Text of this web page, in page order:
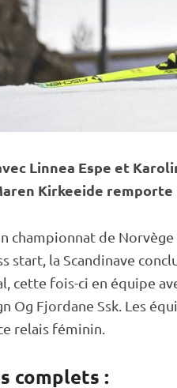
Linnea Espe et
Kirkeeide
championnat de
start , la Scandinave
cette fois-ci en équipe
Og Fjordane Ssk. Les
relais féminin.
complets :